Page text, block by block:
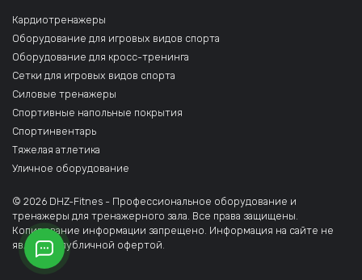
Кардиотренажеры
Оборудование для игровых видов спорта
Оборудование для кросс-тренинга
Сетки для игровых видов спорта
Силовые тренажеры
Спортивные напольные покрытия
Спортинвентарь
Тяжелая атлетика
Уличное оборудование
© 2026 DHZ-Fitnes - Профессиональное оборудование и
тренажеры для тренажерного зала. Все права защищены.
Копирование информации запрещено. Информация на сайте не
является публичной офертой.